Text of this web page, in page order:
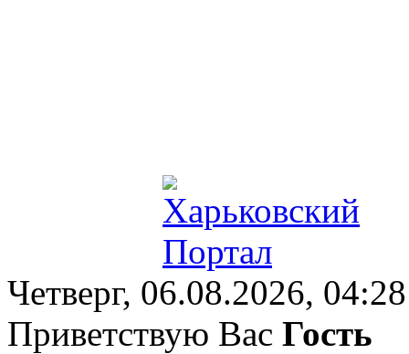
Четверг, 06.08.2026, 04:28
Приветствую Вас Гость